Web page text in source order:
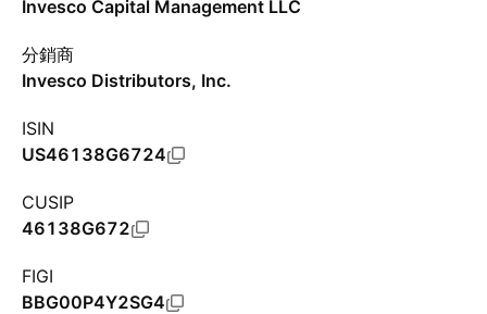
Invesco Capital Management LLC
分銷商
Invesco Distributors, Inc.
ISIN
US46138G6724
CUSIP
46138G672
FIGI
BBG00P4Y2SG4